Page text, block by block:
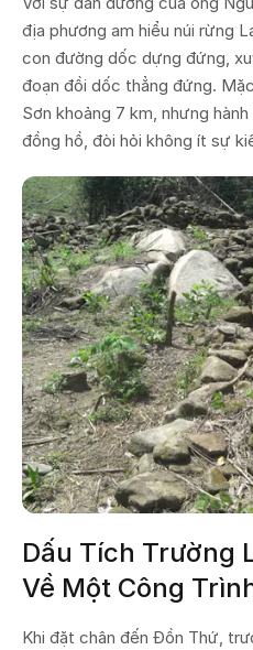
địa phương am hiểu núi rừng
con đường dốc dựng đứng,
đoạn đồi dốc thẳng đứng.
Sơn khoảng 7 km, nhưng
đồng hồ, đòi hỏi không ít sự
Dấu Tích Trường
Về Một Công
Khi đặt chân đến Đồn Thứ,